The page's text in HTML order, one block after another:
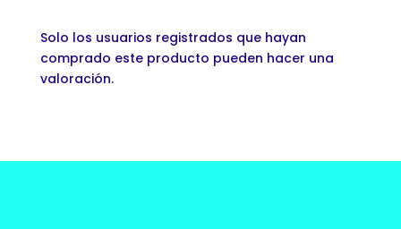
Solo los usuarios registrados que hayan
comprado este producto pueden hacer una
valoración.